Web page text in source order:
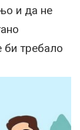
и да не
би требало